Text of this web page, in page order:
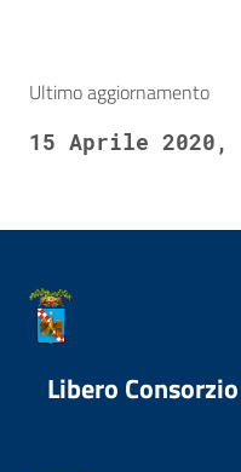
Ultimo aggiornamento
15 Aprile 2020,
Libero